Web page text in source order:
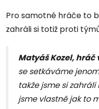
Pro samotné hráče to
zahráli si totiž proti
Matyáš Kozel, hráč
se setkáváme
takže jsme si
jsme vlastně jak to